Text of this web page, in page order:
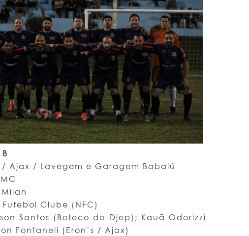
/ Ajax / Lavegem e Garagem Babalú
Milan
Futebol Clube (NFC)
Santos (Boteco do Djep); Kauã Odorizzi
Fontaneli (Eron’s / Ajax)